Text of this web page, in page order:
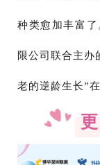
种类愈加丰富
限公司联合主办
老的逆龄生长”